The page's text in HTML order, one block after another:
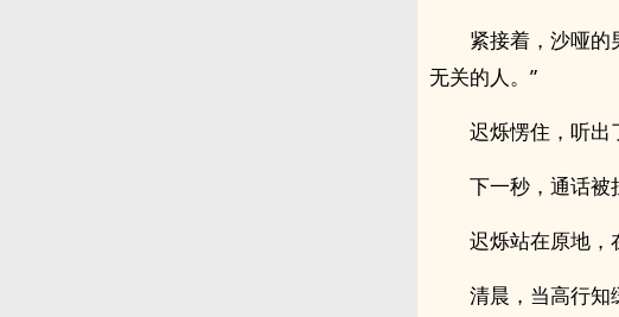
紧接着，沙哑的
无关的人。”
迟烁愣住，听出
下一秒，通话被
迟烁站在原地，
清晨，当高行知